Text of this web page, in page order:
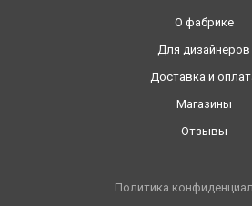
О фабрике
Для дизайнеров
Доставка и
Магазины
Отзывы
Политика